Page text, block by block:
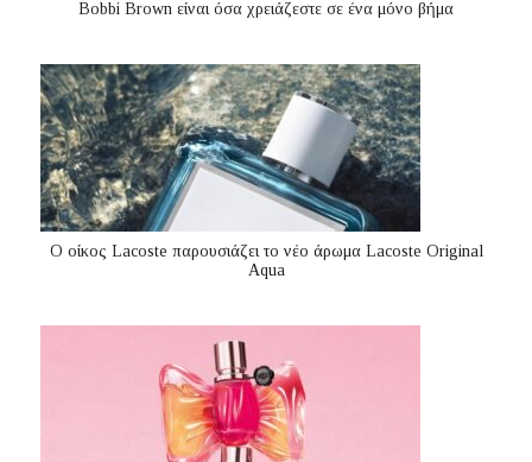
Bobbi Brown είναι όσα χρειάζεστε σε ένα μόνο βήμα
Ο οίκος Lacoste παρουσιάζει το νέο άρωμα Lacoste Original
Aqua